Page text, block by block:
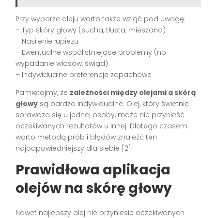
Przy wyborze oleju warto także wziąć pod uwagę:
– Typ skóry głowy (sucha, tłusta, mieszana)
– Nasilenie łupieżu
– Ewentualne współistniejące problemy (np.
wypadanie włosów, świąd)
– Indywidualne preferencje zapachowe
Pamiętajmy, że zależności między olejami a skórą
głowy są bardzo indywidualne. Olej, który świetnie
sprawdza się u jednej osoby, może nie przynieść
oczekiwanych rezultatów u innej. Dlatego czasem
warto metodą prób i błędów znaleźć ten
najodpowiedniejszy dla siebie [2].
Prawidłowa aplikacja
olejów na skórę głowy
Nawet najlepszy olej nie przyniesie oczekiwanych